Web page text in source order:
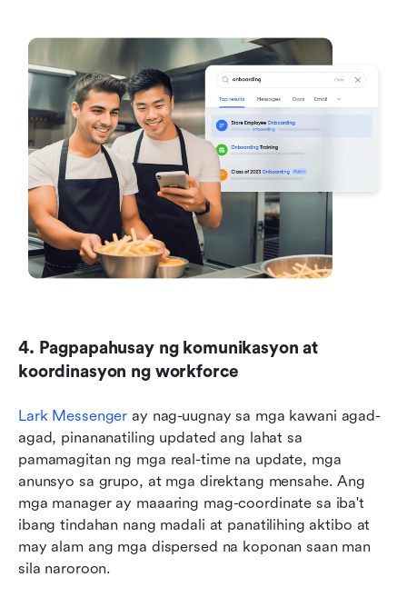
4. Pagpapahusay ng komunikasyon at
koordinasyon ng workforce
Lark Messenger ay nag-uugnay sa mga kawani agad-
agad, pinananatiling updated ang lahat sa
pamamagitan ng mga real-time na update, mga
anunsyo sa grupo, at mga direktang mensahe. Ang
mga manager ay maaaring mag-coordinate sa iba't
ibang tindahan nang madali at panatilihing aktibo at
may alam ang mga dispersed na koponan saan man
sila naroroon.